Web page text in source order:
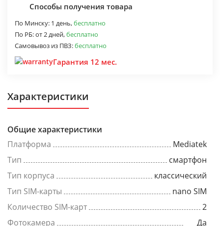
Способы получения товара
По Минску: 1 день,бесплатно
По РБ:от 2 дней,бесплатно
Самовывоз из ПВЗ:бесплатно
Гарантия 12 мес.
Характеристики
Общие характеристики
Платформа
Mediatek
Тип
смартфон
Тип корпуса
классический
Тип SIM-карты
nano SIM
Количество SIM-карт
2
Фотокамера
Да